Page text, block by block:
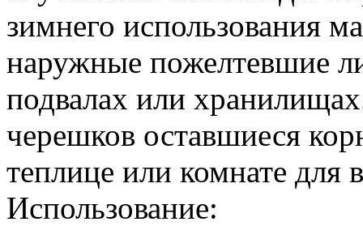
зимнего использования
наружные пожелтевшие
подвалах или
черешков оставшиеся
теплице или комнате для
Использование: